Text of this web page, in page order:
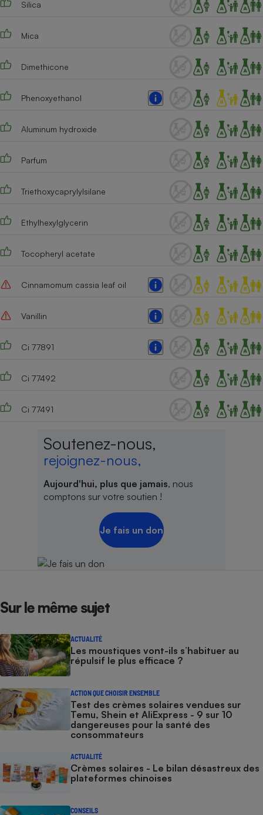
Silica
Mica
Dimethicone
Phenoxyethanol
Aluminum hydroxide
Parfum
Triethoxycaprylylsilane
Ethylhexylglycerin
Tocopheryl acetate
Cinnamomum cassia leaf oil
Vanillin
Ci 77891
Ci 77492
Ci 77491
Soutenez-nous,
rejoignez-nous,
Aujourd'hui, plus que jamais, nous
comptons sur votre soutien !
Je fais un don
Sur le même sujet
ACTUALITÉ
Les moustiques vont-ils s’habituer au
répulsif le plus efficace ?
ACTION QUE CHOISIR ENSEMBLE
Test des crèmes solaires vendues sur
Temu, Shein et AliExpress - 9 sur 10
dangereuses pour la santé des
consommateurs
ACTUALITÉ
Crèmes solaires - Le bilan désastreux des
plateformes chinoises
CONSEILS
Plaque de cuisson à
induction
Climatiseur -
Ventilateur
Cafetière à expressos
Robot ménager
Téléphone mobile -
Smartphone
Antivirus
Ventilateur